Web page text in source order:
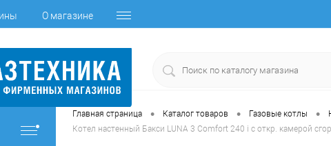
О магазине
Главная страница • Каталог товаров • Газовые котлы •
Котел настенный Бакси LUNA 3 Comfort 240 i с откр. камерой